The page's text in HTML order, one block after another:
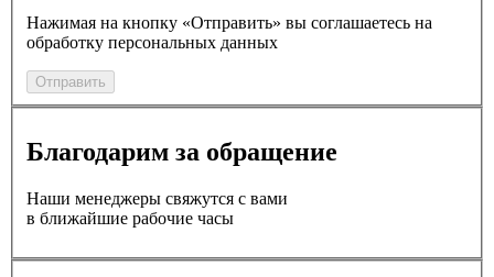
Нажимая на кнопку «Отправить» вы соглашаетесь на
обработку персональных данных
Отправить
Благодарим за обращение
Наши менеджеры свяжутся с вами
в ближайшие рабочие часы